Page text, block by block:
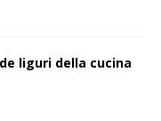
liguri della cucina